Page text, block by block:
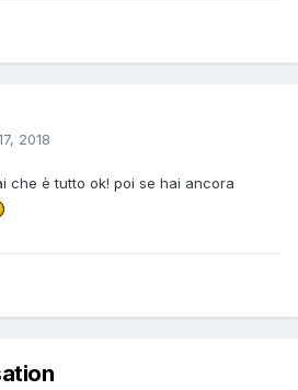
2018
che è tutto ok! poi se hai ancora